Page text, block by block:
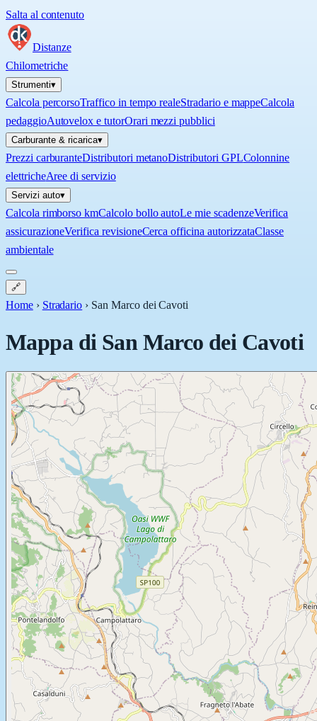
Salta al contenuto
Distanze
Chilometriche
Strumenti▾
Calcola percorsoTraffico in tempo realeStradario e mappeCalcola
pedaggioAutovelox e tutorOrari mezzi pubblici
Carburante & ricarica▾
Prezzi carburanteDistributori metanoDistributori GPLColonnine
elettricheAree di servizio
Servizi auto▾
Calcola rimborso kmCalcolo bollo autoLe mie scadenzeVerifica
assicurazioneVerifica revisioneCerca officina autorizzataClasse
ambientale
🔗
Home › Stradario › San Marco dei Cavoti
Mappa di San Marco dei Cavoti